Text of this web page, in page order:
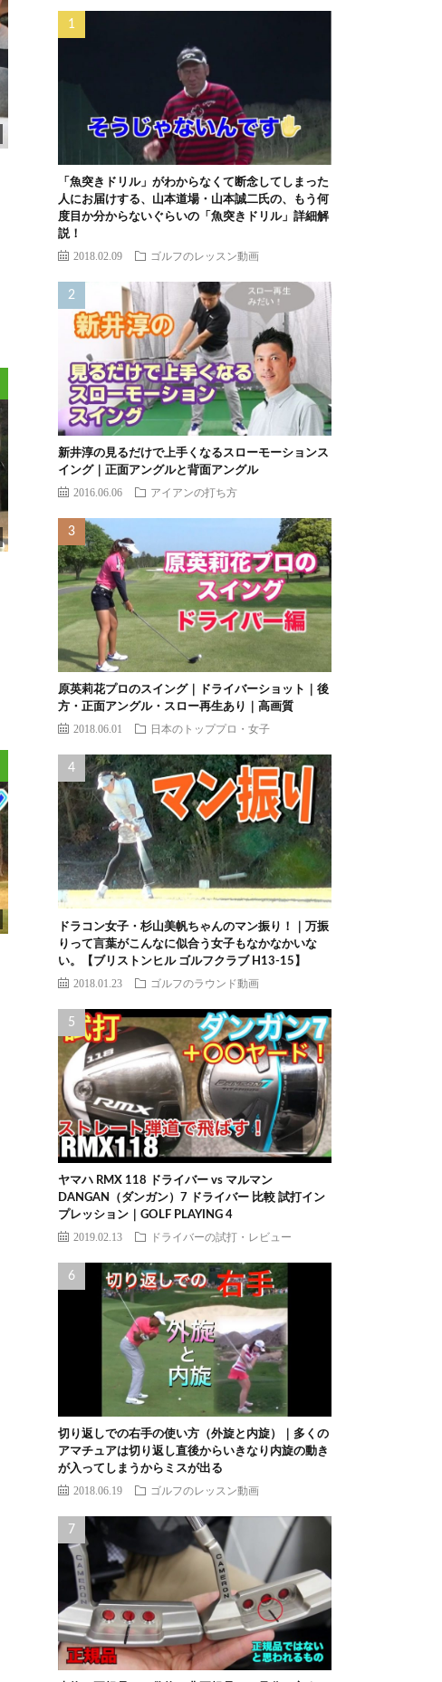
「魚突きドリル」がわからなくて断念してしまった
人にお届けする、山本道場・山本誠二氏の、もう何
度目か分からないぐらいの「魚突きドリル」詳細解
説！
2018.02.09 ゴルフのレッスン動画
新井淳の見るだけで上手くなるスローモーションス
イング｜正面アングルと背面アングル
2016.06.06 アイアンの打ち方
原英莉花プロのスイング｜ドライバーショット｜後
方・正面アングル・スロー再生あり｜高画質
2018.06.01 日本のトッププロ・女子
ドラコン女子・杉山美帆ちゃんのマン振り！｜万振
りって言葉がこんなに似合う女子もなかなかいな
い。【ブリストンヒル ゴルフクラブ H13-15】
2018.01.23 ゴルフのラウンド動画
ヤマハ RMX 118 ドライバー vs マルマン
DANGAN（ダンガン）7 ドライバー 比較 試打イン
プレッション｜GOLF PLAYING 4
2019.02.13 ドライバーの試打・レビュー
切り返しでの右手の使い方（外旋と内旋）｜多くの
アマチュアは切り返し直後からいきなり内旋の動き
が入ってしまうからミスが出る
2018.06.19 ゴルフのレッスン動画